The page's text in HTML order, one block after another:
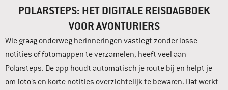
POLARSTEPS: HET DIGITALE REISDAGBOEK
VOOR AVONTURIERS
Wie graag onderweg herinneringen vastlegt zonder losse
notities of fotomappen te verzamelen, heeft veel aan
Polarsteps. De app houdt automatisch je route bij en helpt je
om foto’s en korte notities overzichtelijk te bewaren. Dat werkt